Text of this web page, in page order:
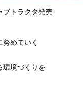
ブトラクタ発売
めていく
環境づくりを